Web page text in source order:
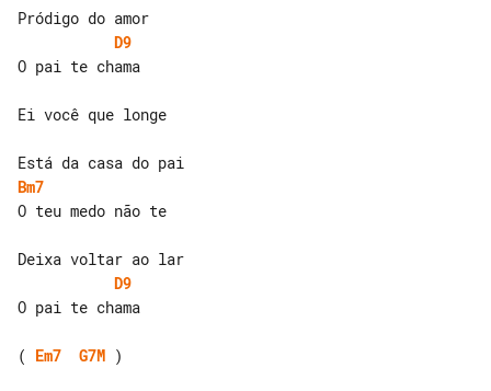
D9
O pai te chama
Ei você que longe
Bm7
O teu medo não te
D9
O pai te chama
( Em7 G7M )